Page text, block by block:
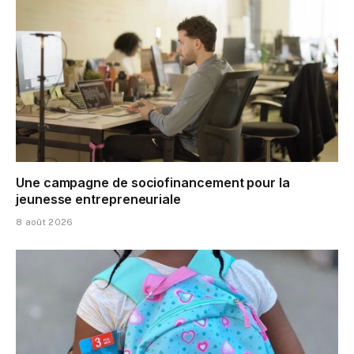
Une campagne de sociofinancement pour la
jeunesse entrepreneuriale
8 août 2026